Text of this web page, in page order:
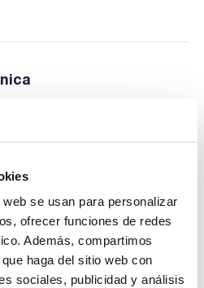
se usan para personalizar
ofrecer funciones de redes
Además, compartimos
haga del sitio web con
sociales, publicidad y análisis
Regístrate para
habitualmente en stock,
inmediata.